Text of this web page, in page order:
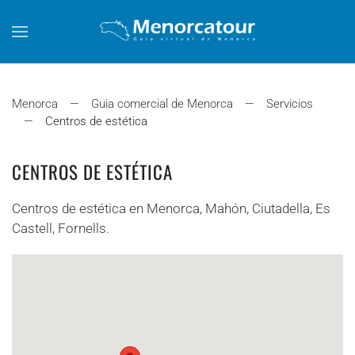
Skip to main content
Menorca Guia comercial de Menorca
Servicios
Centros de estética
CENTROS DE ESTÉTICA
Centros de estética en Menorca, Mahón, Ciutadella, Es
Castell, Fornells.